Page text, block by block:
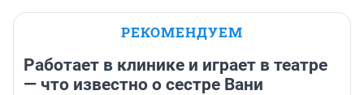
РЕКОМЕНДУЕМ
Работает в клинике и играет в театре
— что известно о сестре Вани